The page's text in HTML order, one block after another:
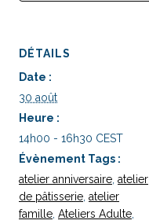
DÉTAILS
Date :
30 août
Heure :
14h00 - 16h30 CEST
Évènement Tags :
atelier anniversaire, atelier
de pâtisserie, atelier
famille, Ateliers Adulte,